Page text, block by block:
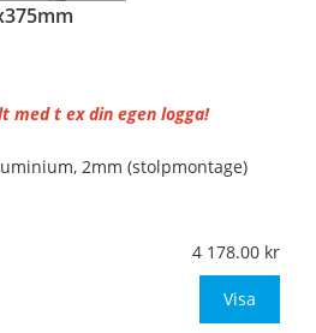
med t ex din egen logga!
2mm (stolpmontage)
Blå botten och vit text
4 178.00
Visa